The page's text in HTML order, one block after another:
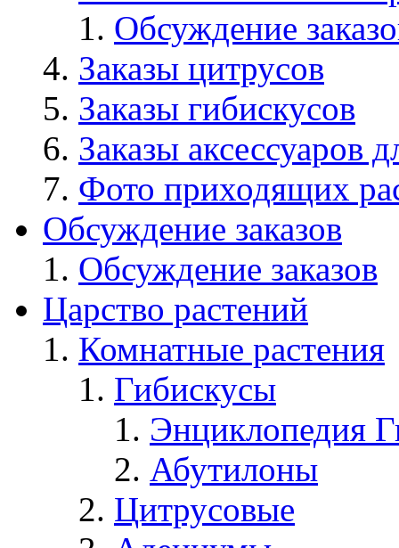
Обсуждение
Заказы цитрусов
Заказы гибискусов
Заказы аксессуаров
Фото приходящих
Обсуждение заказов
Обсуждение заказов
Царство растений
Комнатные растения
Гибискусы
Энциклопедия
Абутилоны
Цитрусовые